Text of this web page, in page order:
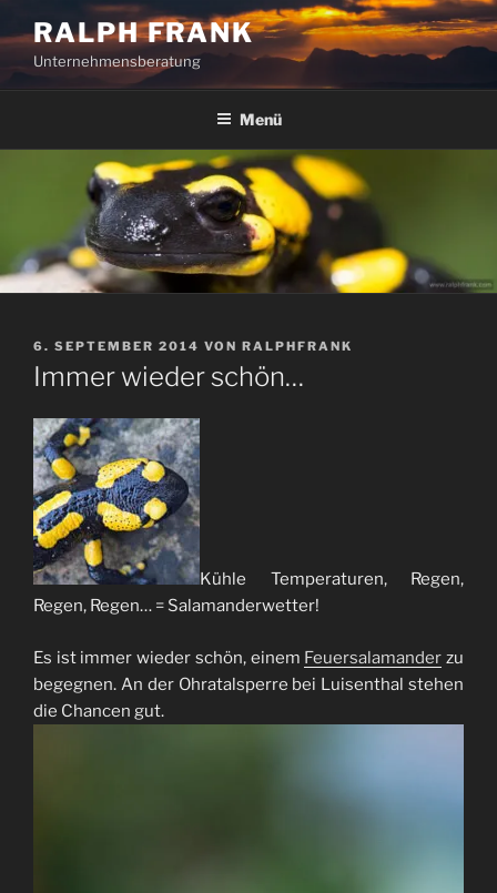
Inhalt
springen
RALPH FRANK
Unternehmensberatung
Menü
VERÖFFENTLICHT
AM
6. SEPTEMBER 2014 VON RALPHFRANK
Immer wieder schön…
Kühle Temperaturen, Regen,
Regen, Regen… = Salamanderwetter!
Es ist immer wieder schön, einem Feuersalamander zu
begegnen. An der Ohratalsperre bei Luisenthal stehen
die Chancen gut.